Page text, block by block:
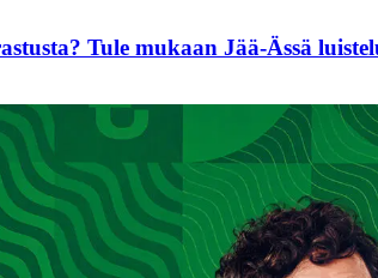
Tule mukaan Jää-Ässä